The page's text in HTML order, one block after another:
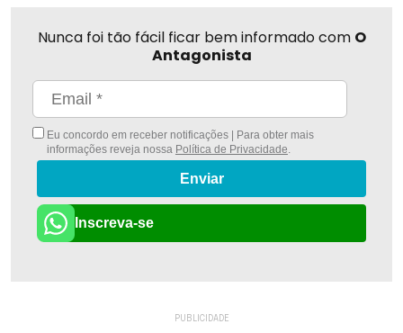
Nunca foi tão fácil ficar bem informado com O
Antagonista
Eu concordo em receber notificações | Para obter mais
informações reveja nossa Política de Privacidade.
Enviar
Inscreva-se